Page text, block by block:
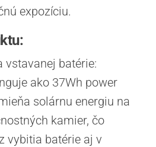
expozíciu.
vstavanej batérie:
ako 37Wh power
solárnu energiu na
kamier, čo
vybitia batérie aj v